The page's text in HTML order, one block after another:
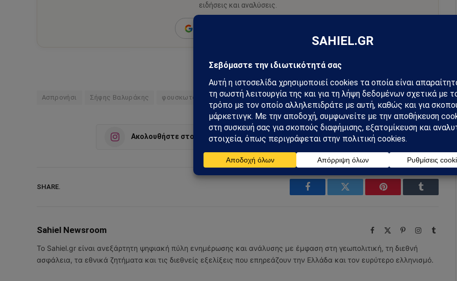
ειδήσεις και αναλύσεις.
Ασπρονήσι Σήφης Βαλυράκης φουσκωτό
Ακολουθήστε στο Instagram Ακολουθήστε στο YouTube
SHARE.
Facebook Twitter Pinterest Tumblr
Sahiel Newsroom Facebook PinterestInstagramTumblr
Το Sahiel.gr είναι ανεξάρτητη ψηφιακή πύλη ενημέρωσης και ανάλυσης με έμφαση στη γεωπολιτική, τη διεθνή
ασφάλεια, τα εθνικά ζητήματα και τις διεθνείς εξελίξεις που επηρεάζουν την Ελλάδα και τον ευρύτερο ελληνισμό.